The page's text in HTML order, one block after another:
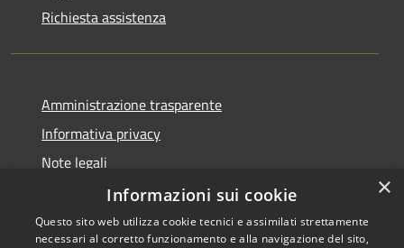
Richiesta assistenza
Amministrazione trasparente
Informativa privacy
Note legali
Dichiarazione di accessibilità
×
Informazioni sui cookie
Questo sito web utilizza cookie tecnici e assimilati strettamente
necessari al corretto funzionamento e alla navigazione del sito,